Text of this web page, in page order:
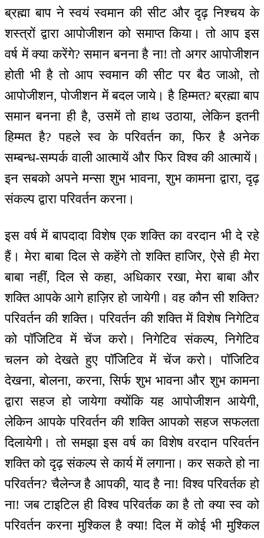
ब्रह्मा बाप ने स्वयं स्वमान की सीट और दृढ़ निश्चय के
शस्त्रों द्वारा आपोजीशन को समाप्त किया। तो आप इस
वर्ष में क्या करेंगे? समान बनना है ना! तो अगर आपोजीशन
होती भी है तो आप स्वमान की सीट पर बैठ जाओ, तो
आपोजीशन, पोजीशन में बदल जाये। है हिम्मत? ब्रह्मा बाप
समान बनना ही है, उसमें तो हाथ उठाया, लेकिन इतनी
हिम्मत है? पहले स्व के परिवर्तन का, फिर है अनेक
सम्बन्ध-सम्पर्क वाली आत्मायें और फिर विश्व की आत्मायें।
इन सबको अपने मन्सा शुभ भावना, शुभ कामना द्वारा, दृढ़
संकल्प द्वारा परिवर्तन करना।
इस वर्ष में बापदादा विशेष एक शक्ति का वरदान भी दे रहे
हैं। मेरा बाबा दिल से कहेंगे तो शक्ति हाजिर, ऐसे ही मेरा
बाबा नहीं, दिल से कहा, अधिकार रखा, मेरा बाबा और
शक्ति आपके आगे हाज़िर हो जायेगी। वह कौन सी शक्ति?
परिवर्तन की शक्ति। परिवर्तन की शक्ति में विशेष निगेटिव
को पॉजिटिव में चेंज करो। निगेटिव संकल्प, निगेटिव
चलन को देखते हुए पॉजिटिव में चेंज करो। पॉजिटिव
देखना, बोलना, करना, सिर्फ शुभ भावना और शुभ कामना
द्वारा सहज हो जायेगा क्योंकि यह आपोजीशन आयेगी,
लेकिन आपके परिवर्तन की शक्ति आपको सहज सफलता
दिलायेगी। तो समझा इस वर्ष का विशेष वरदान परिवर्तन
शक्ति को दृढ़ संकल्प से कार्य में लगाना। कर सकते हो ना
परिवर्तन? चैलेन्ज है आपकी, याद है ना! विश्व परिवर्तक हो
ना! जब टाइटिल ही विश्व परिवर्तक का है तो क्या स्व को
परिवर्तन करना मुश्किल है क्या! दिल में कोई भी मुश्किल